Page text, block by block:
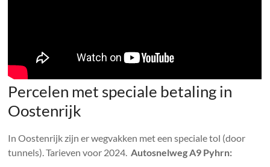
Percelen met speciale betaling in
Oostenrijk
In Oostenrijk zijn er wegvakken met een speciale tol (door
tunnels). Tarieven voor 2024. Autosnelweg A9 Pyhrn: